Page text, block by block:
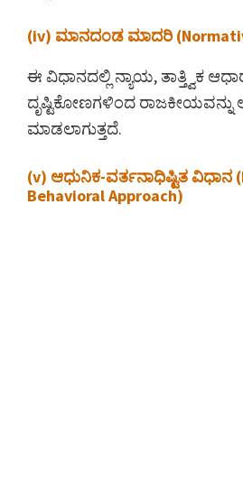
(iv) ಮಾನದಂಡ ಮಾದರಿ
ಈ ವಿಧಾನದಲ್ಲಿ ನ್ಯಾಯ, ತಾತ್ತ್ವಿಕ
ದೃಷ್ಟಿಕೋಣಗಳಿಂದ
ಮಾಡಲಾಗುತ್ತದೆ.
(v) ಆಧುನಿಕ-ವರ್ತನಾಧಿಷ್ಟಿತ ವಿಧಾನ
Behavioral Approach)